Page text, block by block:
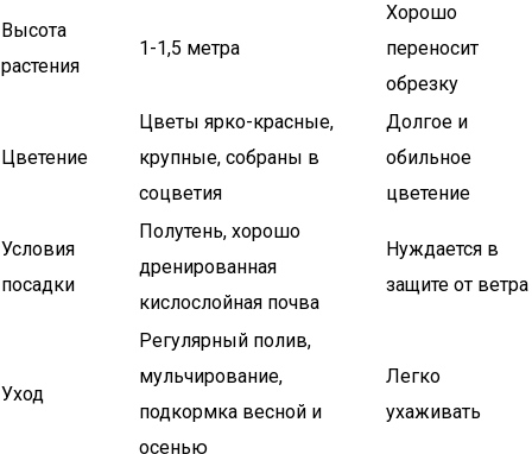
Высота
растения
1-1,5 метра
Хорошо
переносит
обрезку
Цветение
Цветы ярко-красные,
крупные, собраны в
соцветия
Долгое и
обильное
цветение
Условия
посадки
Полутень, хорошо
дренированная
кислослойная почва
Нуждается в
защите от ветра
Уход
Регулярный полив,
мульчирование,
подкормка весной и
осенью
Легко
ухаживать